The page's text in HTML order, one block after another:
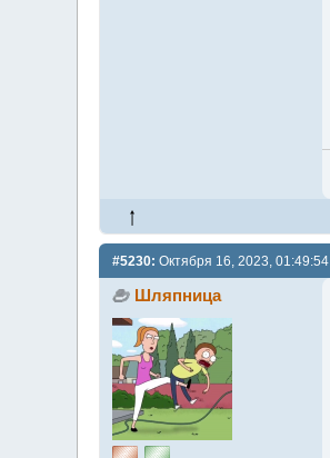
#5230: Октября 16, 2023, 01:49:54
Шляпница